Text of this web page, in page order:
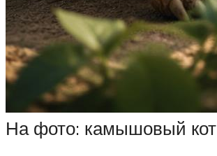
На фото: камышовый кот